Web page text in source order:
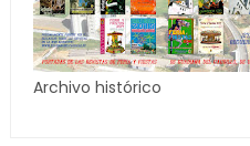
Archivo histórico